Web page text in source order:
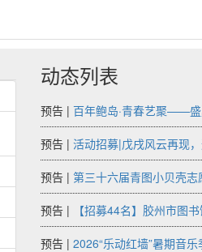
动态列表
预告 | 百年鲍岛·青春艺聚——
预告 | 活动招募|戊戌风云再现
预告 | 第三十六届青图小贝壳志
预告 | 【招募44名】胶州市图
预告 | 2026“乐动红墙”暑期音